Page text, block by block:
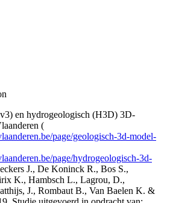
en hydrogeologisch (H3D) 3D-
(
page/geologisch-3d-model-
page/hydrogeologisch-3d-
J., De Koninck R., Bos S.,
K., Hambsch L., Lagrou, D.,
J., Rombaut B., Van Baelen K. &